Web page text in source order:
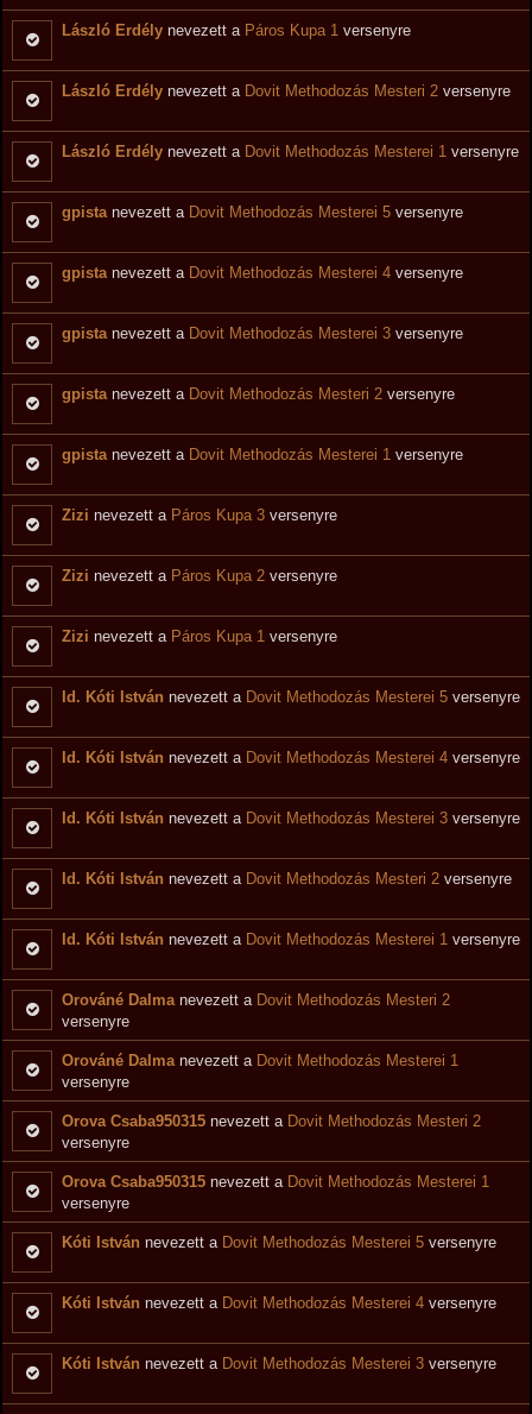
László Erdély nevezett a Páros Kupa 1 versenyre
László Erdély nevezett a Dovit Methodozás Mesteri 2 versenyre
László Erdély nevezett a Dovit Methodozás Mesterei 1 versenyre
gpistanevezett a Dovit Methodozás Mesterei 5 versenyre
gpistanevezett a Dovit Methodozás Mesterei 4 versenyre
gpistanevezett a Dovit Methodozás Mesterei 3 versenyre
gpistanevezett a Dovit Methodozás Mesteri 2 versenyre
gpistanevezett a Dovit Methodozás Mesterei 1 versenyre
Zizi nevezett a Páros Kupa 3 versenyre
Zizi nevezett a Páros Kupa 2 versenyre
Zizi nevezett a Páros Kupa 1 versenyre
Id. Kóti István nevezett a Dovit Methodozás Mesterei 5 versenyre
Id. Kóti István nevezett a Dovit Methodozás Mesterei 4 versenyre
Id. Kóti István nevezett a Dovit Methodozás Mesterei 3 versenyre
Id. Kóti István nevezett a Dovit Methodozás Mesteri 2 versenyre
Id. Kóti István nevezett a Dovit Methodozás Mesterei 1 versenyre
Orováné Dalma nevezett a Dovit Methodozás Mesteri 2
versenyre
Orováné Dalma nevezett a Dovit Methodozás Mesterei 1
versenyre
Orova Csaba950315 nevezett a Dovit Methodozás Mesteri 2
versenyre
Orova Csaba950315 nevezett a Dovit Methodozás Mesterei 1
versenyre
Kóti István nevezett a Dovit Methodozás Mesterei 5 versenyre
Kóti István nevezett a Dovit Methodozás Mesterei 4 versenyre
Kóti István nevezett a Dovit Methodozás Mesterei 3 versenyre